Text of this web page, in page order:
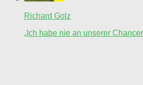
Richard Golz
„Ich habe nie an unserer